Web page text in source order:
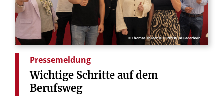
© Thomas Throenle / Erzbistum Paderborn
Pressemeldung
Wichtige Schritte auf dem
Berufsweg